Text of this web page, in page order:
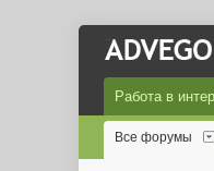
Работа в
Все форумы